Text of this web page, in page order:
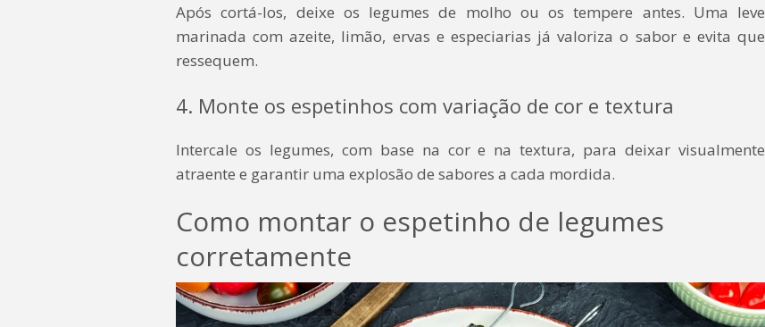
Após cortá-los, deixe os legumes de molho ou os tempere antes. Uma leve
marinada com azeite, limão, ervas e especiarias já valoriza o sabor e evita que
ressequem.
4. Monte os espetinhos com variação de cor e textura
Intercale os legumes, com base na cor e na textura, para deixar visualmente
atraente e garantir uma explosão de sabores a cada mordida.
Como montar o espetinho de legumes
corretamente